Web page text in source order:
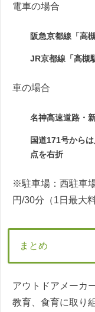
電車の場合
阪急京都線「高
JR京都線「高槻
車の場合
名神高速道路・
国道171号から
点を右折
※駐車場：西駐車
円/30分（1日最大
まとめ
アウトドアメーカ
教育、食育に取り